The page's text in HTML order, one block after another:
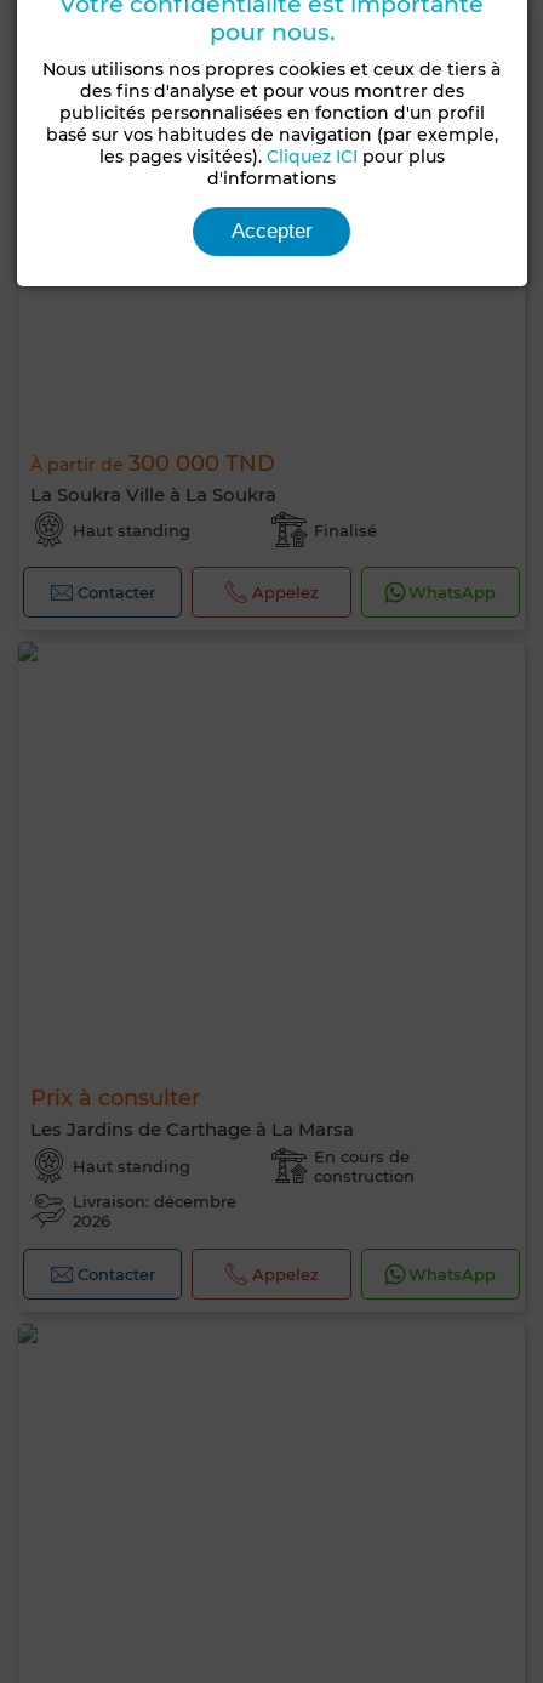
À partir de 300 000 TND
La Soukra Ville à La Soukra
Haut standing Finalisé
Contacter Appelez WhatsApp
Prix à consulter
Les Jardins de Carthage à La Marsa
Haut standing
En cours de
construction
Livraison: décembre
2026
Contacter Appelez WhatsApp
pour nous.
Nous utilisons nos propres cookies et ceux de tiers à
des fins d'analyse et pour vous montrer des
publicités personnalisées en fonction d'un profil
basé sur vos habitudes de navigation (par exemple,
les pages visitées). Cliquez ICI pour plus
d'informations
Accepter